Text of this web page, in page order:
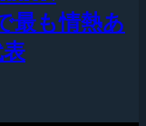
最も情熱あ